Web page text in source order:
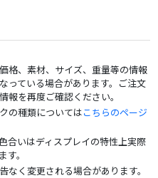
格、素材、サイズ、重量等の情報
っている場合があります。ご注文
報を再度ご確認ください。
の種類についてはこちらのページ
合いはディスプレイの特性上実際
。
く変更される場合があります。